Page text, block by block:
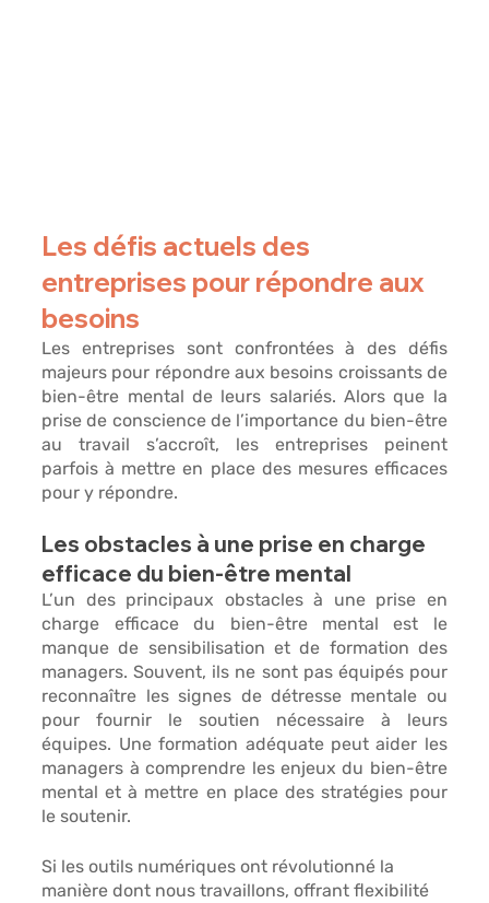
Les défis actuels des
entreprises pour répondre aux
besoins
Les entreprises sont confrontées à des défis
majeurs pour répondre aux besoins croissants de
bien-être mental de leurs salariés. Alors que la
prise de conscience de l’importance du bien-être
au travail s’accroît, les entreprises peinent
parfois à mettre en place des mesures efficaces
pour y répondre.
Les obstacles à une prise en charge
efficace du bien-être mental
L’un des principaux obstacles à une prise en
charge efficace du bien-être mental est le
manque de sensibilisation et de formation des
managers. Souvent, ils ne sont pas équipés pour
reconnaître les signes de détresse mentale ou
pour fournir le soutien nécessaire à leurs
équipes. Une formation adéquate peut aider les
managers à comprendre les enjeux du bien-être
mental et à mettre en place des stratégies pour
le soutenir.
Si les outils numériques ont révolutionné la
manière dont nous travaillons, offrant flexibilité